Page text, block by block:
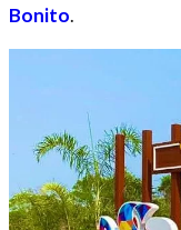
Bonito.